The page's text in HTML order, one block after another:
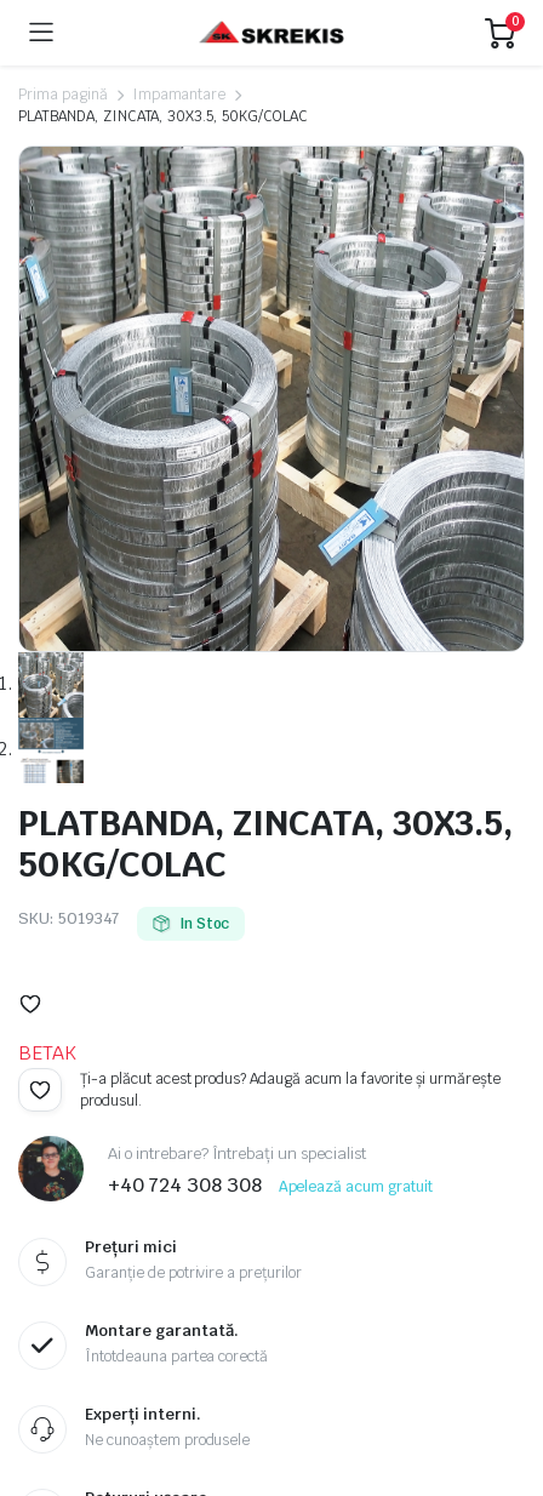
0
Prima pagină
Impamantare
PLATBANDA, ZINCATA, 30X3.5, 50KG/COLAC
PLATBANDA, ZINCATA, 30X3.5,
50KG/COLAC
SKU: 5019347 In Stoc
BETAK
Ți-a plăcut acest produs? Adaugă acum la favorite și urmărește
produsul.
Ai o intrebare? Întrebați un specialist
+40 724 308 308 Apelează acum gratuit
Prețuri mici
Garanție de potrivire a prețurilor
Montare garantată.
Întotdeauna partea corectă
Experți interni.
Ne cunoaștem produsele